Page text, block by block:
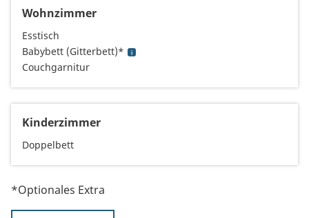
Wohnzimmer
Esstisch
Babybett (Gitterbett)*
Couchgarnitur
Kinderzimmer
Doppelbett
*Optionales Extra